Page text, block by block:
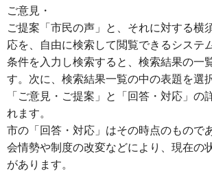
ご意見・
ご提案「市民の声」と、それに対する横
応を、自由に検索して閲覧できるシステ
条件を入力し検索すると、検索結果の一
す。次に、検索結果一覧の中の表題を選
「ご意見・ご提案」と「回答・対応」の
れます。
市の「回答・対応」はその時点のもので
会情勢や制度の改変などにより、現在の
があります。